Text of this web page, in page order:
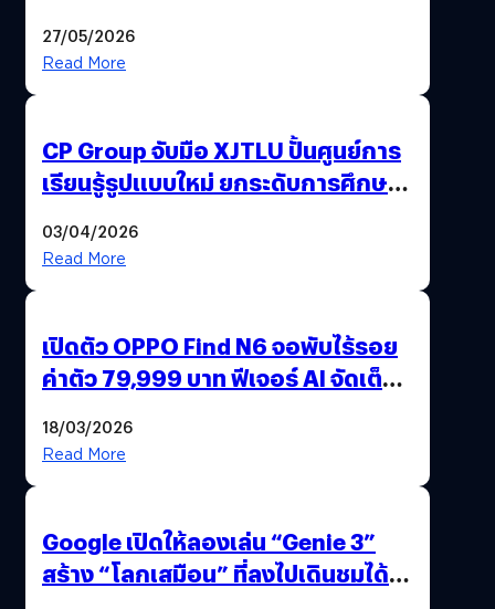
27/05/2026
Read More
CP Group จับมือ XJTLU ปั้นศูนย์การ
เรียนรู้รูปแบบใหม่ ยกระดับการศึกษา
03/04/2026
Read More
เปิดตัว OPPO Find N6 จอพับไร้รอย
ค่าตัว 79,999 บาท ฟีเจอร์ AI จัดเต็ม
18/03/2026
Read More
Google เปิดให้ลองเล่น “Genie 3”
สร้าง “โลกเสมือน” ที่ลงไปเดินชมได้